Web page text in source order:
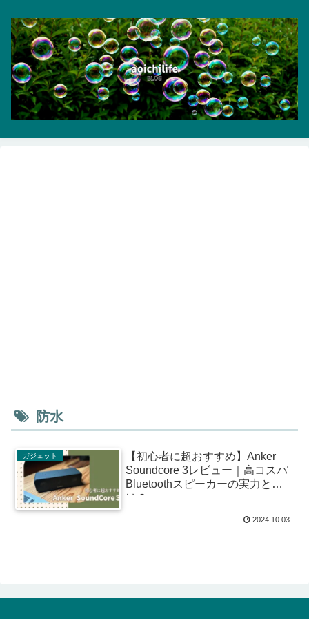
防水
ガジェット
【初心者に超おすすめ】Anker
Soundcore 3レビュー｜高コスパ
Bluetoothスピーカーの実力と
は？
2024.10.03